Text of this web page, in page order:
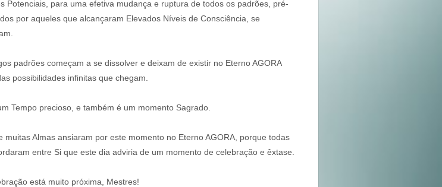
Potenciais, para uma efetiva mudança e ruptura de todos os padrões, pré-
por aqueles que alcançaram Elevados Níveis de Consciência, se
padrões começam a se dissolver e deixam de existir no Eterno AGORA
possibilidades infinitas que chegam.
Tempo precioso, e também é um momento Sagrado.
muitas Almas ansiaram por este momento no Eterno AGORA, porque todas
entre Si que este dia adviria de um momento de celebração e êxtase.
está muito próxima, Mestres!